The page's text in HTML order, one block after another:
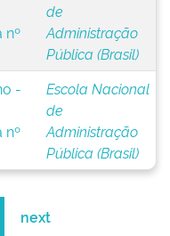
nº
de
Administração
Pública (Brasil)
-
nº
Escola Nacional
de
Administração
Pública (Brasil)
next